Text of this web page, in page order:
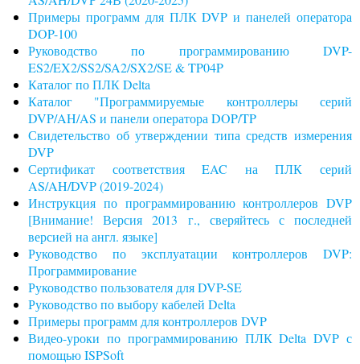
Примеры программ для ПЛК DVP и панелей оператора
DOP-100
Руководство по программированию DVP-
ES2/EX2/SS2/SA2/SX2/SE & TP04P
Каталог по ПЛК Delta
Каталог "Программируемые контроллеры серий
DVP/AH/AS и панели оператора DOP/TP
Свидетельство об утверждении типа средств измерения
DVP
Сертификат соответствия EAC на ПЛК серий
AS/AH/DVP (2019-2024)
Инструкция по программированию контроллеров DVP
[Внимание! Версия 2013 г., сверяйтесь с последней
версией на англ. языке]
Руководство по эксплуатации контроллеров DVP:
Программирование
Руководство пользователя для DVP-SE
Руководство по выбору кабелей Delta
Примеры программ для контроллеров DVP
Видео-уроки по программированию ПЛК Delta DVP с
помощью ISPSoft